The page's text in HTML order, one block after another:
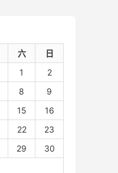
六
日
1
2
8
9
15
16
22
23
29
30